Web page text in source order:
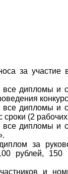
за участие
все дипломы и
все дипломы и
сроки (2
все дипломы и
за
рублей,
и